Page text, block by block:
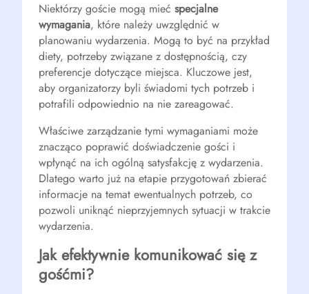
Niektórzy goście mogą mieć specjalne
wymagania, które należy uwzględnić w
planowaniu wydarzenia. Mogą to być na przykład
diety, potrzeby związane z dostępnością, czy
preferencje dotyczące miejsca. Kluczowe jest,
aby organizatorzy byli świadomi tych potrzeb i
potrafili odpowiednio na nie zareagować.
Właściwe zarządzanie tymi wymaganiami może
znacząco poprawić doświadczenie gości i
wpłynąć na ich ogólną satysfakcję z wydarzenia.
Dlatego warto już na etapie przygotowań zbierać
informacje na temat ewentualnych potrzeb, co
pozwoli uniknąć nieprzyjemnych sytuacji w trakcie
wydarzenia.
Jak efektywnie komunikować się z
gośćmi?